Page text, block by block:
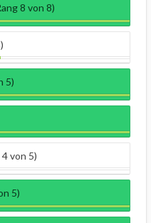
8 von 8)
5)
von 5)
5)